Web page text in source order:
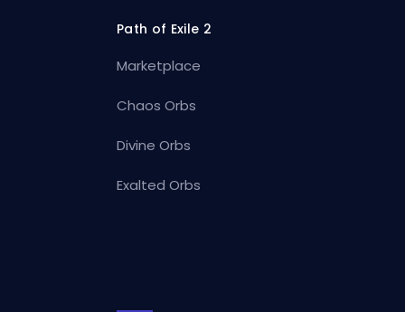
Path of Exile 2
Marketplace
Chaos Orbs
Divine Orbs
Exalted Orbs